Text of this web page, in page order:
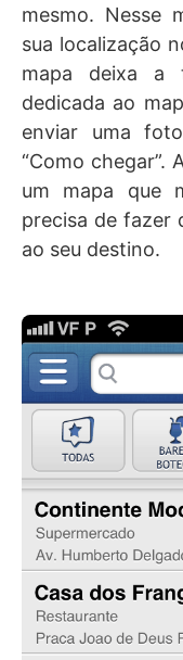
mesmo. Nesse
sua localização
mapa deixa a
dedicada ao
enviar uma
“Como chegar”.
um mapa que
precisa de fazer
ao seu destino.